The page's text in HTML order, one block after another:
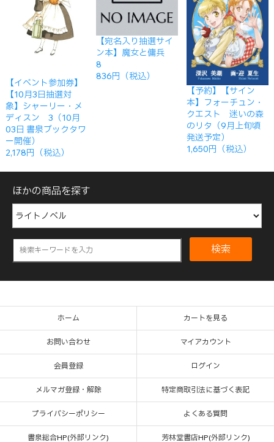
【イベント参加券】
【10月3日抽選対
象】シャーリー・メ
ディスン 3（10月
03日 書泉ブックタワ
ー開催）
2,178円（税込）
【宛名入り抽選サイ
ン本】魔女と傭兵
8
836円（税込）
【予約】【サイン
本】フォーチュン・
クエスト 迷いの森
のリタ（9月上旬頃
発送予定）
1,650円（税込）
ほかの商品を探す
検索
ホーム カートを見る
お問い合わせ マイアカウント
会員登録 ログイン
メルマガ登録・解除 特定商取引法に基づく表記
プライバシーポリシー よくある質問
書泉総合HP(外部リンク) 芳林堂書店HP(外部リンク)